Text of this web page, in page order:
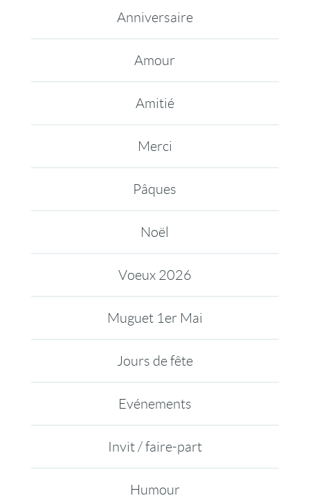
Anniversaire
Amour
Amitié
Merci
Pâques
Noël
Voeux 2026
Muguet 1er Mai
Jours de fête
Evénements
Invit / faire-part
Humour